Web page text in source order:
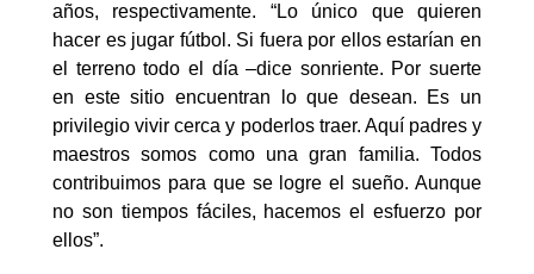
años, respectivamente. “Lo único que quieren
hacer es jugar fútbol. Si fuera por ellos estarían en
el terreno todo el día –dice sonriente. Por suerte
en este sitio encuentran lo que desean. Es un
privilegio vivir cerca y poderlos traer. Aquí padres y
maestros somos como una gran familia. Todos
contribuimos para que se logre el sueño. Aunque
no son tiempos fáciles, hacemos el esfuerzo por
ellos”.